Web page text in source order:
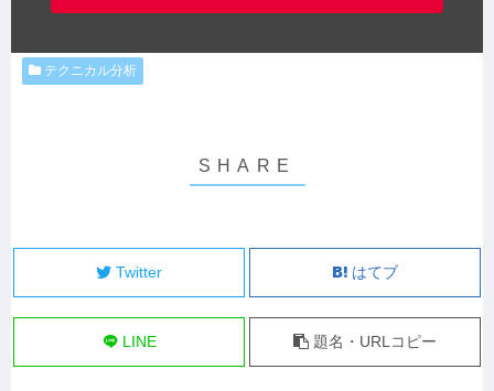
テクニカル分析
Twitter はてブ
LINE 題名・URLコピー